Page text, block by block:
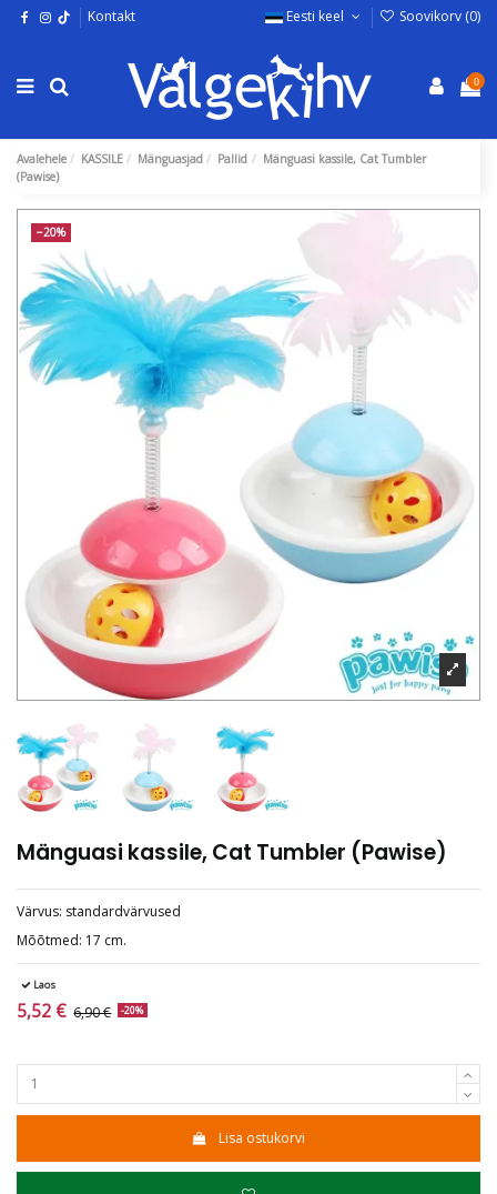
Kontakt Eesti keel Soovikorv (0)
0
Avalehele KASSILE Mänguasjad Pallid
Mänguasi kassile, Cat Tumbler
(Pawise)
−20%
Mänguasi kassile, Cat Tumbler (Pawise)
Värvus: standardvärvused
Mõõtmed: 17 cm.
Laos
5,52 € 6,90 € -20%
Lisa ostukorvi